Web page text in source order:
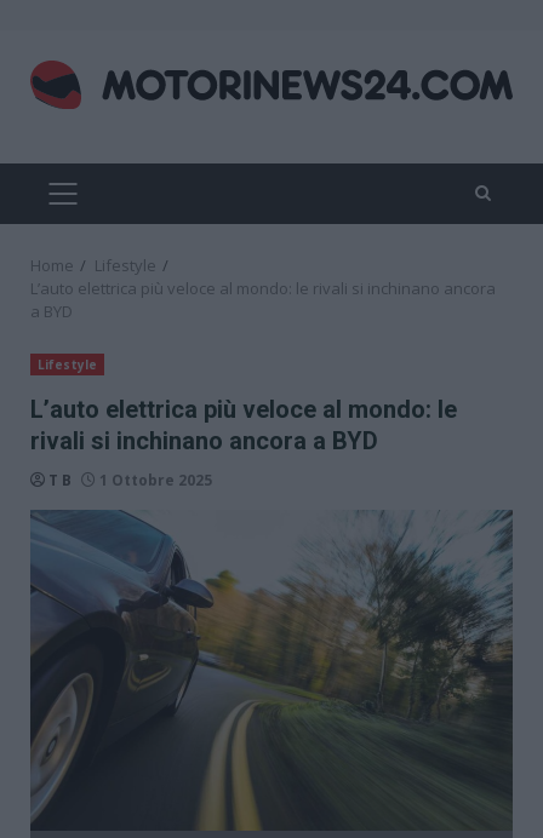
content
PRIMARY
MENU
Home
Lifestyle
L’auto elettrica più veloce al mondo: le rivali si inchinano ancora
a BYD
Lifestyle
L’auto elettrica più veloce al mondo: le
rivali si inchinano ancora a BYD
T B 1 Ottobre 2025